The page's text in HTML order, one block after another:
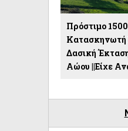
Πρόστιμο
Κατασκηνωτή
Δασική
Αώου ||Είχε